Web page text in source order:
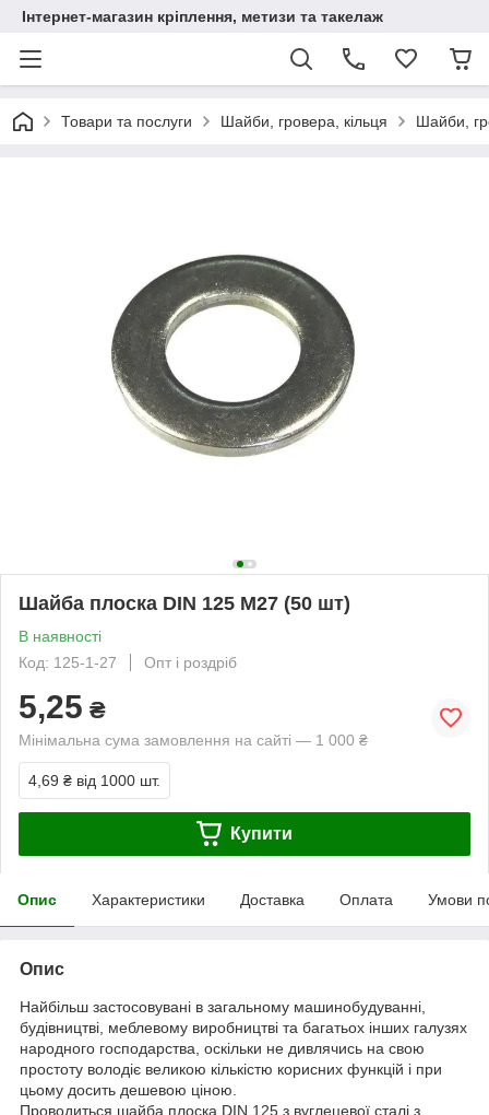
Інтернет-магазин кріплення, метизи та такелаж
Товари та послуги Шайби, гровера, кільця Шайби,
Шайба плоска DIN 125 М27 (50 шт)
В наявності
Код: 125-1-27
Опт і роздріб
5,25 ₴
Мінімальна сума замовлення на сайті — 1 000 ₴
4,69 ₴ від 1000 шт.
Купити
Опис Характеристики Доставка Оплата Умови
Опис
Найбільш застосовувані в загальному машинобудуванні,
будівництві, меблевому виробництві та багатьох інших галузях
народного господарства, оскільки не дивлячись на свою
простоту володіє великою кількістю корисних функцій і при
цьому досить дешевою ціною.
Проводиться шайба плоска DIN 125 з вуглецевої сталі з